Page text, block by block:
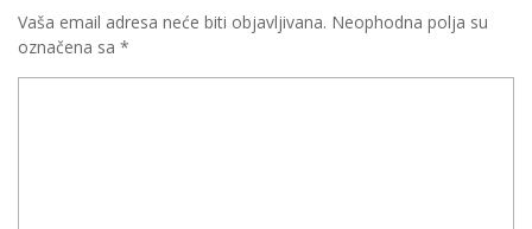
Vaša email adresa neće biti objavljivana. Neophodna polja su
označena sa *